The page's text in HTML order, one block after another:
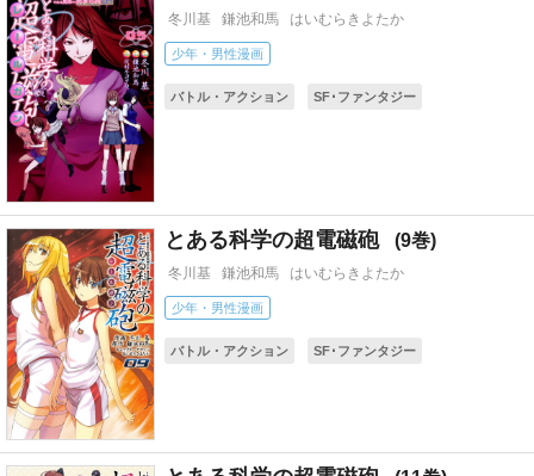
冬川基 鎌池和馬 はいむらきよたか
少年・男性漫画
バトル・アクション
SF･ファンタジー
とある科学の超電磁砲 9
冬川基 鎌池和馬 はいむらきよたか
少年・男性漫画
バトル・アクション
SF･ファンタジー